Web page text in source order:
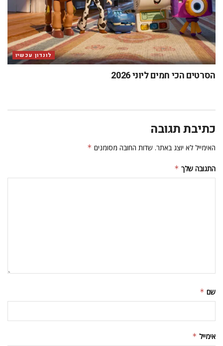
לונדון עכשיו
הסרטים הכי חמים ליוני 2026
כתיבת תגובה
האימייל לא יוצג באתר. שדות החובה מסומנים *
התגובה שלך *
שם *
אימייל *